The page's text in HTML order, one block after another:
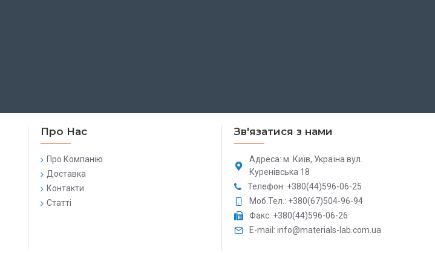
Про Нас
Про Компанію
Доставка
Контакти
Статті
Зв'язатися з нами
Адреса: м. Київ, Україна вул.
Куренівська 18
Телефон: +380(44)596-06-25
Моб.Тел.: +380(67)504-96-94
Факс: +380(44)596-06-26
E-mail: info@materials-lab.com.ua